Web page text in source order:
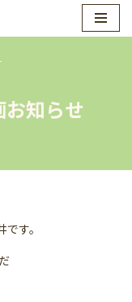
知らせ
す。